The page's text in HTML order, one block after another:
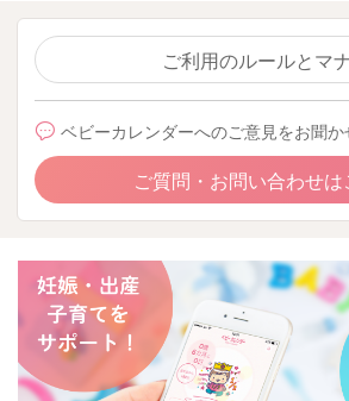
ご利用のルールとマ
ベビーカレンダーへのご意見をお聞か
ご質問・お問い合わせは